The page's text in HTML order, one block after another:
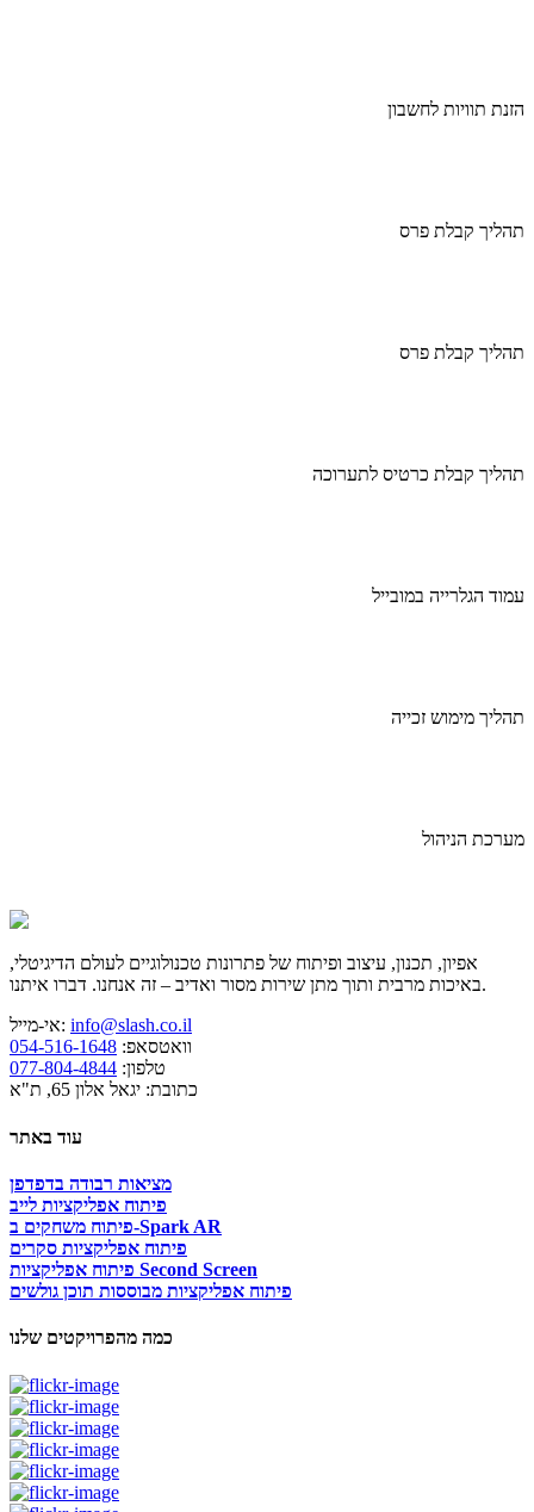
הזנת תוויות לחשבון
תהליך קבלת פרס
תהליך קבלת פרס
תהליך קבלת כרטיס לתערוכה
עמוד הגלרייה במובייל
תהליך מימוש זכייה
מערכת הניהול
אפיון, תכנון, עיצוב ופיתוח של פתרונות טכנולוגיים לעולם הדיגיטלי,
באיכות מרבית ותוך מתן שירות מסור ואדיב – זה אנחנו. דברו איתנו.
אי-מייל: info@slash.co.il
וואטסאפ: 054-516-1648
טלפון: 077-804-4844
כתובת: יגאל אלון 65, ת"א
עוד באתר
מציאות רבודה בדפדפן
פיתוח אפליקציות לייב
פיתוח משחקים ב-Spark AR
פיתוח אפליקציות סקרים
פיתוח אפליקציות Second Screen
פיתוח אפליקציות מבוססות תוכן גולשים
כמה מהפרויקטים שלנו